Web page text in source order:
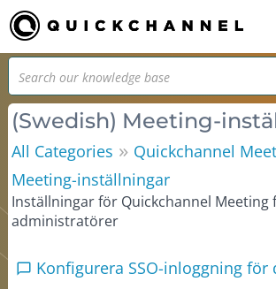
(Swedish) Meeting-
All Categories » Quickchannel
Meeting-inställningar
Inställningar för Quickchannel Meeting
administratörer
Konfigurera SSO-inloggning för